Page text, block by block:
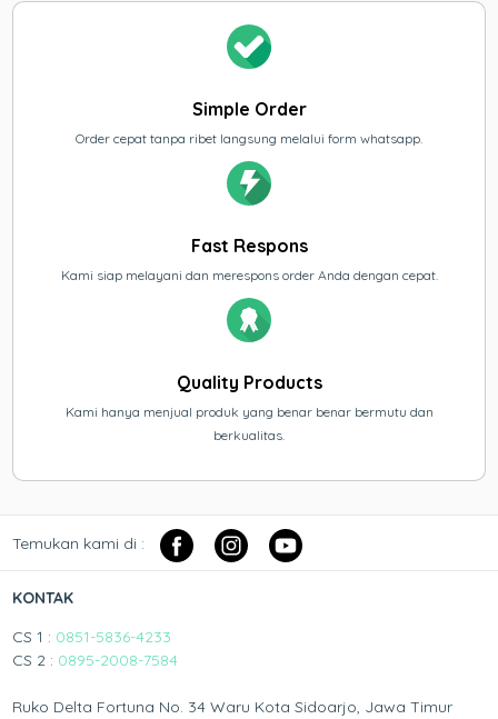
Simple Order
Order cepat tanpa ribet langsung melalui form whatsapp.
Fast Respons
Kami siap melayani dan merespons order Anda dengan cepat.
Quality Products
Kami hanya menjual produk yang benar benar bermutu dan
berkualitas.
Temukan kami di :
KONTAK
CS 1 : 0851-5836-4233
CS 2 : 0895-2008-7584
Ruko Delta Fortuna No. 34 Waru Kota Sidoarjo, Jawa Timur